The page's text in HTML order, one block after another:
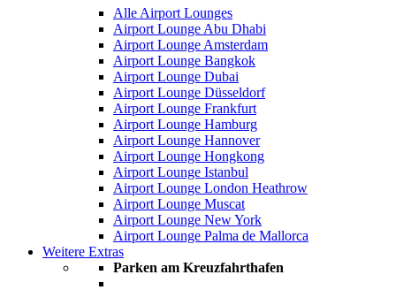
Alle Airport Lounges
Airport Lounge Abu Dhabi
Airport Lounge Amsterdam
Airport Lounge Bangkok
Airport Lounge Dubai
Airport Lounge Düsseldorf
Airport Lounge Frankfurt
Airport Lounge Hamburg
Airport Lounge Hannover
Airport Lounge Hongkong
Airport Lounge Istanbul
Airport Lounge London Heathrow
Airport Lounge Muscat
Airport Lounge New York
Airport Lounge Palma de Mallorca
Weitere Extras
Parken am Kreuzfahrthafen